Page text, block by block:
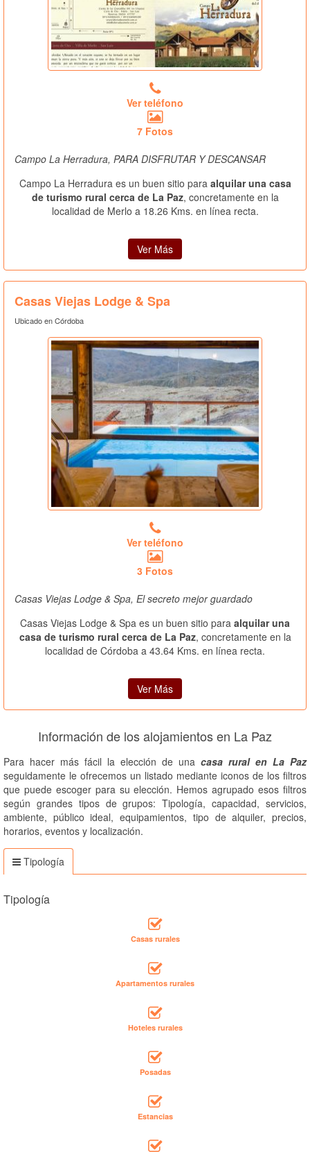
Ver teléfono
7 Fotos
Campo La Herradura, PARA DISFRUTAR Y DESCANSAR
Campo La Herradura es un buen sitio para alquilar una casa
de turismo rural cerca de La Paz, concretamente en la
localidad de Merlo a 18.26 Kms. en línea recta.
Ver Más
Casas Viejas Lodge & Spa
Ubicado en Córdoba
Ver teléfono
3 Fotos
Casas Viejas Lodge & Spa, El secreto mejor guardado
Casas Viejas Lodge & Spa es un buen sitio para alquilar una
casa de turismo rural cerca de La Paz, concretamente en la
localidad de Córdoba a 43.64 Kms. en línea recta.
Ver Más
Información de los alojamientos en La Paz
Para hacer más fácil la elección de una casa rural en La Paz
seguidamente le ofrecemos un listado mediante iconos de los filtros
que puede escoger para su elección. Hemos agrupado esos filtros
según grandes tipos de grupos: Tipología, capacidad, servicios,
ambiente, público ideal, equipamientos, tipo de alquiler, precios,
horarios, eventos y localización.
Tipología
Tipología
Casas rurales
Apartamentos rurales
Hoteles rurales
Posadas
Estancias